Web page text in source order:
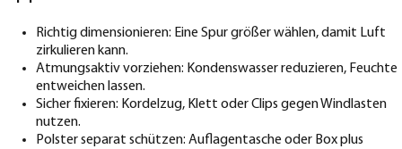
Richtig dimensionieren: Eine Spur größer wählen, damit Luft
zirkulieren kann.
Atmungsaktiv vorziehen: Kondenswasser reduzieren, Feuchte
entweichen lassen.
Sicher fixieren: Kordelzug, Klett oder Clips gegen Windlasten
nutzen.
Polster separat schützen: Auflagentasche oder Box plus